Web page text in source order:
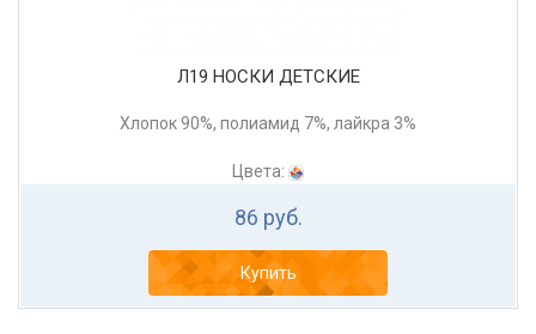
Л19 НОСКИ ДЕТСКИЕ
Хлопок 90%, полиамид 7%, лайкра 3%
Цвета:
86 руб.
Купить